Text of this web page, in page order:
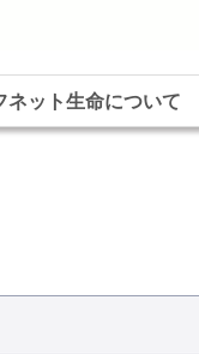
ット生命について